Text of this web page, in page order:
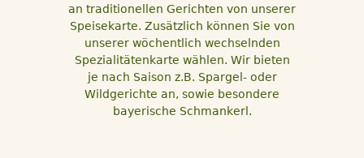
an traditionellen Gerichten von unserer
Speisekarte. Zusätzlich können Sie von
unserer wöchentlich wechselnden
Spezialitätenkarte wählen. Wir bieten
je nach Saison z.B. Spargel- oder
Wildgerichte an, sowie besondere
bayerische Schmankerl.